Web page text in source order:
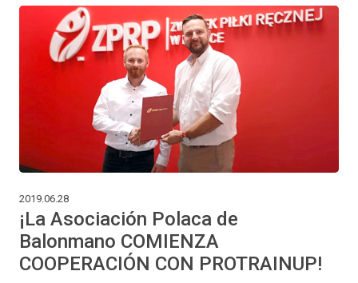
2019.06.28
¡La Asociación Polaca de
Balonmano COMIENZA
COOPERACIÓN CON PROTRAINUP!